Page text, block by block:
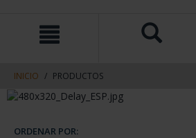
contenido
navegacin
INICIO PRODUCTOS
ORDENAR POR: